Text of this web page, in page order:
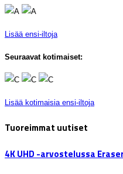
Lisää ensi-iltoja
Seuraavat kotimaiset:
Lisää kotimaisia ensi-iltoja
Tuoreimmat uutiset
4K UHD -arvostelussa